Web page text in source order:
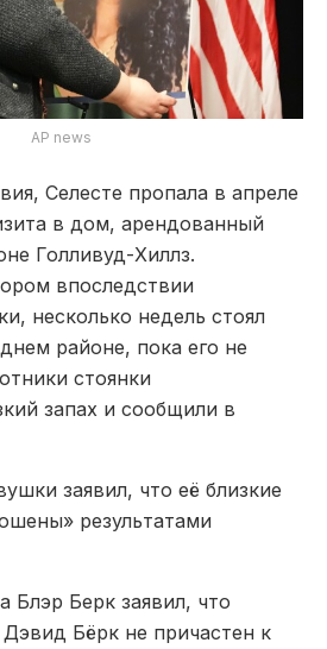
AP news
Селесте пропала в апреле
в дом, арендованный
Голливуд-Хиллз.
впоследствии
несколько недель стоял
районе, пока его не
стоянки
запах и сообщили в
заявил, что её близкие
результатами
Блэр Берк заявил, что
Бёрк не причастен к